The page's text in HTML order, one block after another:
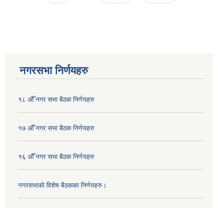
नगरसभा निर्णयहरु
१८ औँ नगर सभा बैठक निर्णयहरु
१७ औँ नगर सभा बैठक निर्णयहरु
१६ औँ नगर सभा बैठक निर्णयहरु
नगरसभाको विशेष बैठकका निर्णयहरु।